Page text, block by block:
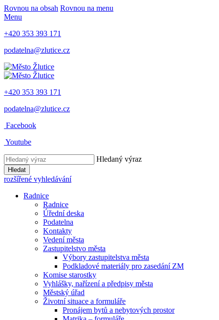
Rovnou na obsah Rovnou na menu
Menu
+420 353 393 171
podatelna@zlutice.cz
+420 353 393 171
podatelna@zlutice.cz
Facebook
Youtube
Hledaný výraz
Hledat
rozšířené vyhledávání
Radnice
Radnice
Úřední deska
Podatelna
Kontakty
Vedení města
Zastupitelstvo města
Výbory zastupitelstva města
Podkladové materiály pro zasedání ZM
Komise starostky
Vyhlášky, nařízení a předpisy města
Městský úřad
Životní situace a formuláře
Pronájem bytů a nebytových prostor